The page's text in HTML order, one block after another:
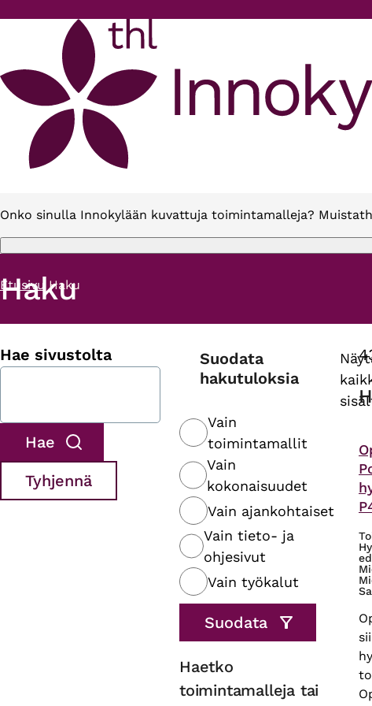
Onko sinulla Innokylään kuvattuja toimintamalleja?
Murupolku
Etusivu Haku
Haku
Hae sivustolta
Suodata
hakutuloksia
Vain
toimintamallit
Vain
kokonaisuudet
Vain ajankohtaiset
Vain tieto- ja
ohjesivut
Vain työkalut
Haetko
toimintamalleja tai